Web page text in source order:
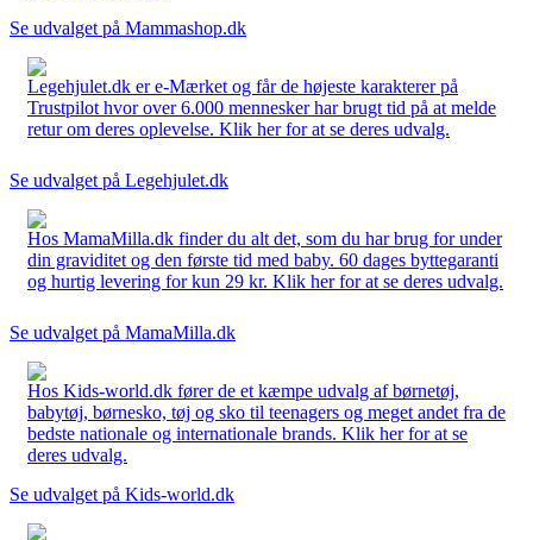
Se udvalget på Mammashop.dk
Legehjulet.dk er e-Mærket og får de højeste karakterer på
Trustpilot hvor over 6.000 mennesker har brugt tid på at melde
retur om deres oplevelse. Klik her for at se deres udvalg.
Se udvalget på Legehjulet.dk
Hos MamaMilla.dk finder du alt det, som du har brug for under
din graviditet og den første tid med baby. 60 dages byttegaranti
og hurtig levering for kun 29 kr. Klik her for at se deres udvalg.
Se udvalget på MamaMilla.dk
Hos Kids-world.dk fører de et kæmpe udvalg af børnetøj,
babytøj, børnesko, tøj og sko til teenagers og meget andet fra de
bedste nationale og internationale brands. Klik her for at se
deres udvalg.
Se udvalget på Kids-world.dk